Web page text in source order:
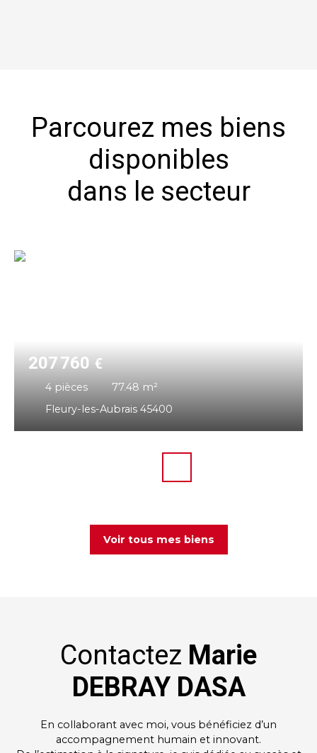
Parcourez mes biens
disponibles
dans le secteur
207 760€
4 pièces 77.48 m²
Fleury-les-Aubrais 45400
Voir tous mes biens
Contactez Marie
DEBRAY DASA
En collaborant avec moi, vous bénéficiez d’un
accompagnement humain et innovant.